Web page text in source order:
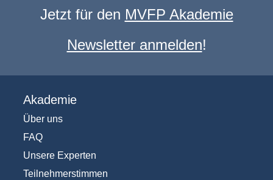
Jetzt für den MVFP Akademie
Newsletter anmelden!
Akademie
Über uns
FAQ
Unsere Experten
Teilnehmerstimmen